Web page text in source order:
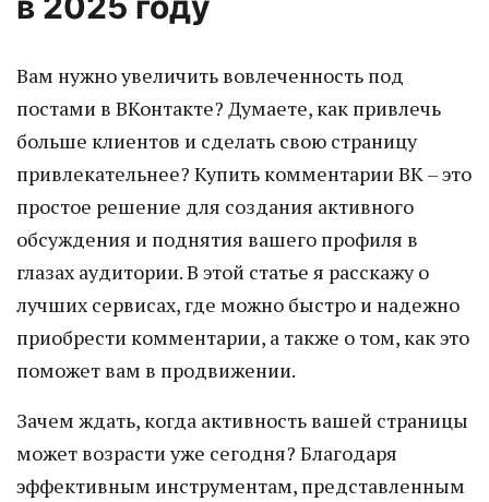
Вам нужно увеличить вовлеченность под
постами в ВКонтакте? Думаете, как привлечь
больше клиентов и сделать свою страницу
привлекательнее? Купить комментарии ВК – это
простое решение для создания активного
обсуждения и поднятия вашего профиля в
глазах аудитории. В этой статье я расскажу о
лучших сервисах, где можно быстро и надежно
приобрести комментарии, а также о том, как это
поможет вам в продвижении.
Зачем ждать, когда активность вашей страницы
может возрасти уже сегодня? Благодаря
эффективным инструментам, представленным